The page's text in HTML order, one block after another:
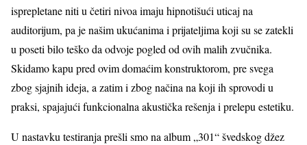
isprepletane niti u četiri nivoa imaju hipnotišući uticaj na
auditorijum, pa je našim ukućanima i prijateljima koji su se zatekli
u poseti bilo teško da odvoje pogled od ovih malih zvučnika.
Skidamo kapu pred ovim domaćim konstruktorom, pre svega
zbog sjajnih ideja, a zatim i zbog načina na koji ih sprovodi u
praksi, spajajući funkcionalna akustička rešenja i prelepu estetiku.
U nastavku testiranja prešli smo na album „301“ švedskog džez